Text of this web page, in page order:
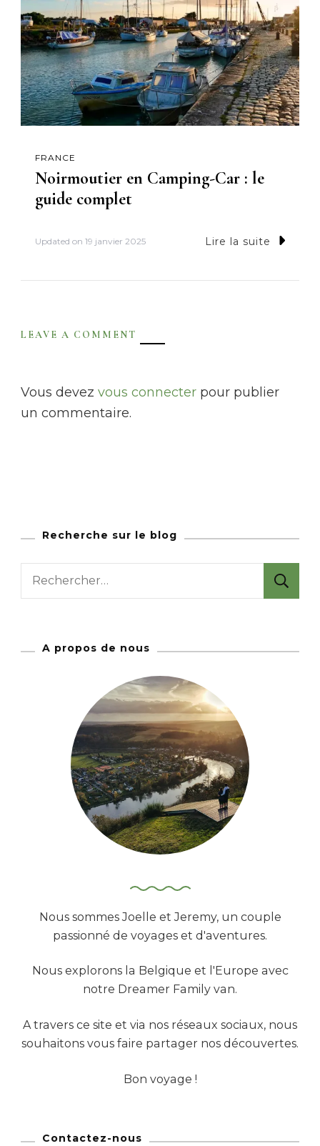
FRANCE
Noirmoutier en Camping-Car : le
guide complet
Updated on 19 janvier 2025 Lire la suite
LEAVE A COMMENT
Vous devez vous connecter pour publier
un commentaire.
Recherche sur le blog
e
A propos de nous
Nous sommes Joelle et Jeremy, un couple
passionné de voyages et d'aventures.
Nous explorons la Belgique et l'Europe avec
notre Dreamer Family van.
A travers ce site et via nos réseaux sociaux, nous
souhaitons vous faire partager nos découvertes.
Bon voyage !
Contactez-nous